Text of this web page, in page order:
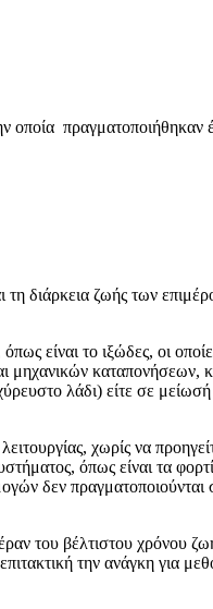
πραγματοποιήθηκαν
διάρκεια ζωής των
είναι το ιξώδες, οι
μηχανικών
λάδι) είτε σε
χωρίς να
όπως είναι τα
δεν πραγματοποιούνται
του βέλτιστου χρόνου
την ανάγκη για